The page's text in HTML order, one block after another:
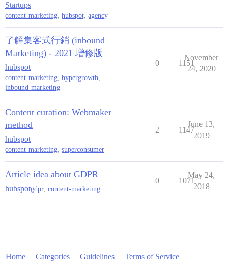
Startups
content-marketing, hubspot, agency
了解集客式行銷 (inbound
Marketing) - 2021 增修版
hubspot
content-marketing, hypergrowth,
inbound-marketing
0 1151
November
24, 2020
Content curation: Webmaker
method
hubspot
content-marketing, superconsumer
2 1147
June 13,
2019
Article idea about GDPR
hubspotgdpr content-marketing
0 1071
May 24,
2018
Home Categories Guidelines Terms of Service